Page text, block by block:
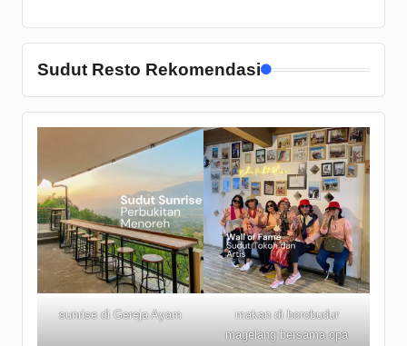
Sudut Resto Rekomendasi
sunrise di Gereja Ayam
makan di borobudur
magelang bersama opa